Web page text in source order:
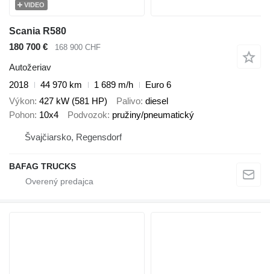
VIDEO
Scania R580
180 700 €
168 900 CHF
Autožeriav
2018
44 970 km 1 689 m/h
Euro 6
Výkon 427 kW (581 HP) Palivo diesel
Pohon 10x4 Podvozok pružiny/pneumatický
Švajčiarsko, Regensdorf
BAFAG TRUCKS